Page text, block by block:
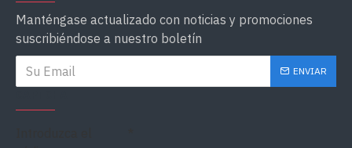
Manténgase actualizado con noticias y promociones
suscribiéndose a nuestro boletín
ENVIAR